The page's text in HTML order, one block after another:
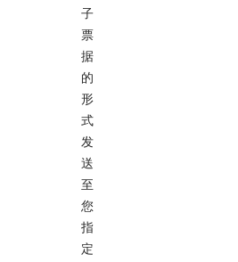
子
票
据
的
形
式
发
送
至
您
指
定